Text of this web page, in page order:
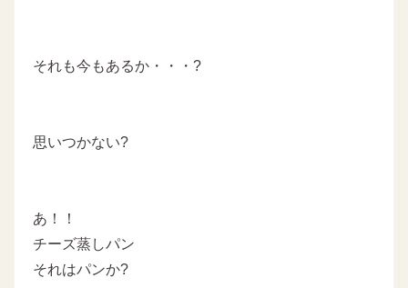
それも今もあるか・・・?
思いつかない?
あ！！
チーズ蒸しパン
それはパンか?